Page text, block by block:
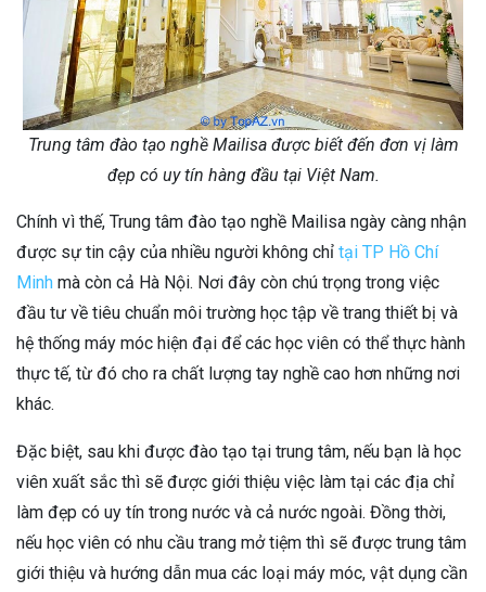
Trung tâm đào tạo nghề Mailisa được biết đến đơn vị làm
đẹp có uy tín hàng đầu tại Việt Nam.
Chính vì thế, Trung tâm đào tạo nghề Mailisa ngày càng nhận
được sự tin cậy của nhiều người không chỉ tại TP Hồ Chí
Minh mà còn cả Hà Nội. Nơi đây còn chú trọng trong việc
đầu tư về tiêu chuẩn môi trường học tập về trang thiết bị và
hệ thống máy móc hiện đại để các học viên có thể thực hành
thực tế, từ đó cho ra chất lượng tay nghề cao hơn những nơi
khác.
Đặc biệt, sau khi được đào tạo tại trung tâm, nếu bạn là học
viên xuất sắc thì sẽ được giới thiệu việc làm tại các địa chỉ
làm đẹp có uy tín trong nước và cả nước ngoài. Đồng thời,
nếu học viên có nhu cầu trang mở tiệm thì sẽ được trung tâm
giới thiệu và hướng dẫn mua các loại máy móc, vật dụng cần